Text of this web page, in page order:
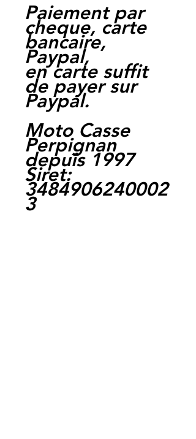
Paiement par
cheque, carte
bancaire,
Paypal,
en carte suffit
de payer sur
Paypal.
Moto Casse
Perpignan
depuis 1997
Siret:
3484906240002
3